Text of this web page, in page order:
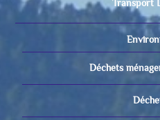
Transport
Déchets